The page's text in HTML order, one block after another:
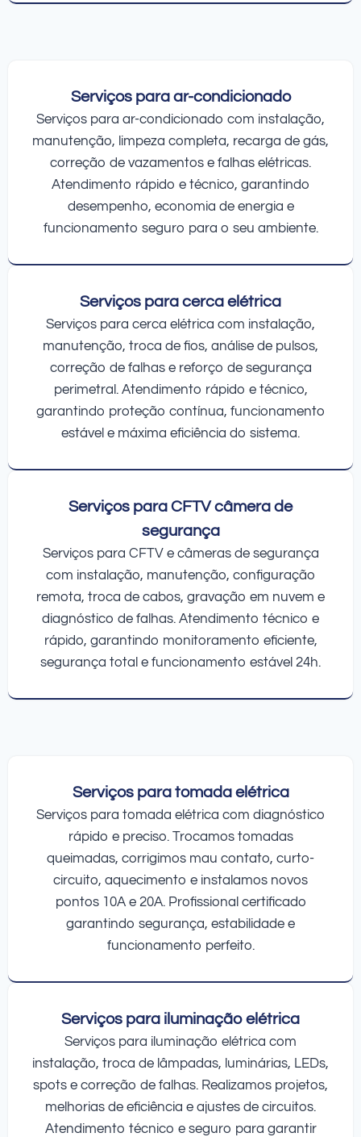
Serviços para ar-condicionado
Serviços para ar-condicionado com instalação,
manutenção, limpeza completa, recarga de gás,
correção de vazamentos e falhas elétricas.
Atendimento rápido e técnico, garantindo
desempenho, economia de energia e
funcionamento seguro para o seu ambiente.
Serviços para cerca elétrica
Serviços para cerca elétrica com instalação,
manutenção, troca de fios, análise de pulsos,
correção de falhas e reforço de segurança
perimetral. Atendimento rápido e técnico,
garantindo proteção contínua, funcionamento
estável e máxima eficiência do sistema.
Serviços para CFTV câmera de
segurança
Serviços para CFTV e câmeras de segurança
com instalação, manutenção, configuração
remota, troca de cabos, gravação em nuvem e
diagnóstico de falhas. Atendimento técnico e
rápido, garantindo monitoramento eficiente,
segurança total e funcionamento estável 24h.
Serviços para tomada elétrica
Serviços para tomada elétrica com diagnóstico
rápido e preciso. Trocamos tomadas
queimadas, corrigimos mau contato, curto-
circuito, aquecimento e instalamos novos
pontos 10A e 20A. Profissional certificado
garantindo segurança, estabilidade e
funcionamento perfeito.
Serviços para iluminação elétrica
Serviços para iluminação elétrica com
instalação, troca de lâmpadas, luminárias, LEDs,
spots e correção de falhas. Realizamos projetos,
melhorias de eficiência e ajustes de circuitos.
Atendimento técnico e seguro para garantir